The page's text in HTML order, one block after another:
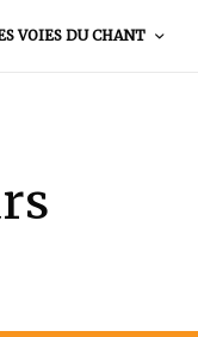
VOIES DU CHANT